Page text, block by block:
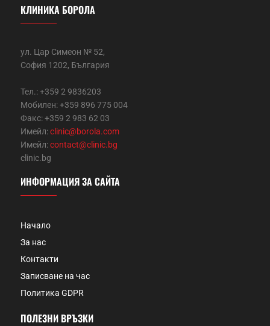
КЛИНИКА БОРОЛА
ул. Цар Симеон № 52,
София 1202, България
Тел.: +359 2 9836203
Мобилен: +359 896 775 004
Факс: +359 2 983 62 03
Имейл:clinic@borola.com
Имейл:contact@clinic.bg
clinic.bg
ИНФОРМАЦИЯ ЗА САЙТА
Начало
За нас
Контакти
Записване на час
Политика GDPR
ПОЛЕЗНИ ВРЪЗКИ